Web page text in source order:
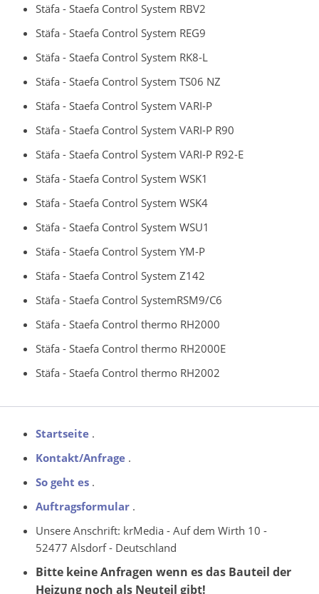
Stäfa - Staefa Control System RBV2
Stäfa - Staefa Control System REG9
Stäfa - Staefa Control System RK8-L
Stäfa - Staefa Control System TS06 NZ
Stäfa - Staefa Control System VARI-P
Stäfa - Staefa Control System VARI-P R90
Stäfa - Staefa Control System VARI-P R92-E
Stäfa - Staefa Control System WSK1
Stäfa - Staefa Control System WSK4
Stäfa - Staefa Control System WSU1
Stäfa - Staefa Control System YM-P
Stäfa - Staefa Control System Z142
Stäfa - Staefa Control SystemRSM9/C6
Stäfa - Staefa Control thermo RH2000
Stäfa - Staefa Control thermo RH2000E
Stäfa - Staefa Control thermo RH2002
Startseite .
Kontakt/Anfrage .
So geht es .
Auftragsformular .
Unsere Anschrift: krMedia - Auf dem Wirth 10 -
52477 Alsdorf - Deutschland
Bitte keine Anfragen wenn es das Bauteil der
Heizung noch als Neuteil gibt!